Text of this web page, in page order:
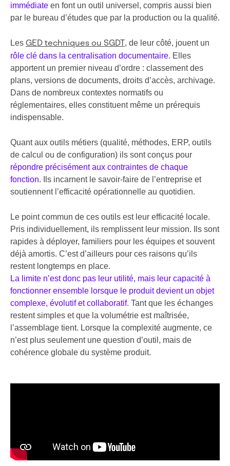
immédiate en font un outil universel, compris aussi bien
par le bureau d’études que par la production ou la qualité.
Les GED techniques ou SGDT, de leur côté, jouent un
rôle clé dans la centralisation documentaire. Elles
apportent un premier niveau d’ordre : classement des
plans, versions de documents, droits d’accès, archivage.
Dans de nombreux contextes normatifs ou
réglementaires, elles constituent même un prérequis
indispensable.
Quant aux outils métiers (qualité, méthodes, ERP, outils
de calcul ou de configuration) ils sont conçus pour
répondre précisément aux contraintes de chaque
fonction. Ils incarnent le savoir-faire de l’entreprise et
soutiennent l’efficacité opérationnelle au quotidien.
Le point commun de ces outils est leur efficacité locale.
Pris individuellement, ils remplissent leur mission. Ils sont
rapides à déployer, familiers pour les équipes et souvent
déjà amortis. C’est d’ailleurs pour ces raisons qu’ils
restent longtemps en place.
La limite n’est donc pas leur utilité, mais leur capacité à
fonctionner ensemble lorsque le produit devient un objet
complexe, évolutif et collaboratif. Tant que les échanges
restent simples et que la volumétrie est maîtrisée,
l’assemblage tient. Lorsque la complexité augmente, ce
n’est plus seulement une question d’outil, mais de
cohérence globale du système produit.